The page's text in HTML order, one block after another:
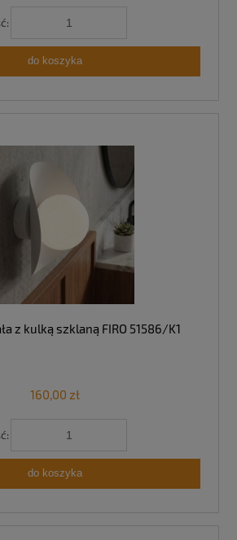
do koszyka
z kulką szklaną FIRO 51586/K1
160,00 zł
do koszyka